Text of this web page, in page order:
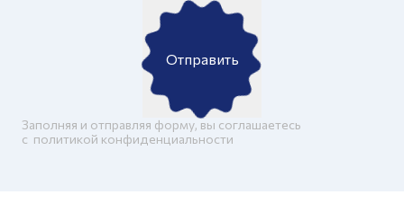
Отправить
Заполняя и отправляя форму, вы соглашаетесь
c политикой конфиденциальности